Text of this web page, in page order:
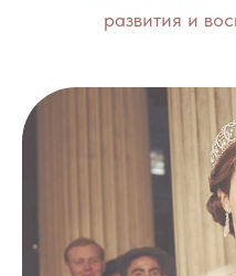
развития и